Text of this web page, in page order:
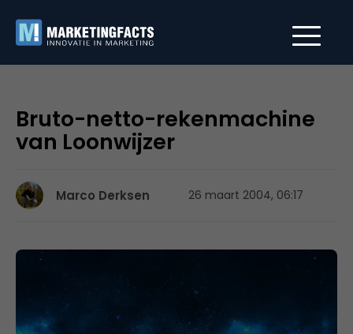
Bruto-netto-rekenmachine
van Loonwijzer
Marco Derksen 26 maart 2004, 06:17